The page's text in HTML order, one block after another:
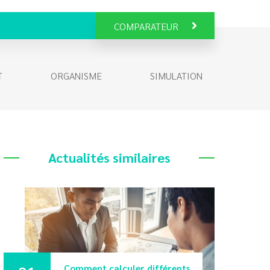
COMPARATEUR
ORGANISME SIMULATION
Actualités similaires